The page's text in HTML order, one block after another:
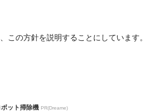
この方針を説明することにしています。
ット掃除機 PR(Dreame)